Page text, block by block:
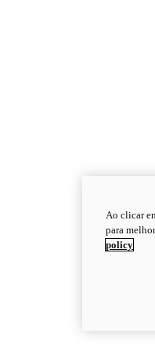
Ao clicar
para
policy